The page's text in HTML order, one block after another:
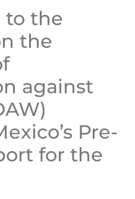
to the
the
against
Pre-
for the